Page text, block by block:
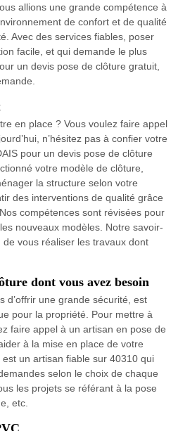
allions une grande compétence à
de confort et de qualité
Avec des services fiables, poser
facile, et qui demande le plus
un devis pose de clôture gratuit,
en place ? Vous voulez faire appel
n’hésitez pas à confier votre
pour un devis pose de clôture
votre modèle de clôture,
la structure selon votre
des interventions de qualité grâce
compétences sont révisées pour
nouveaux modèles. Notre savoir-
vous réaliser les travaux dont
dont vous avez besoin
d’offrir une grande sécurité, est
pour la propriété. Pour mettre à
faire appel à un artisan en pose de
à la mise en place de votre
un artisan fiable sur 40310 qui
selon le choix de chaque
les projets se référant à la pose
etc.